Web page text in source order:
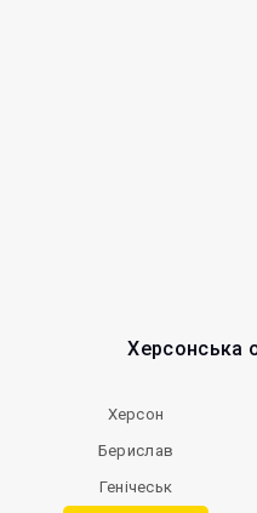
Херсонська
Херсон
Берислав
Генічеськ